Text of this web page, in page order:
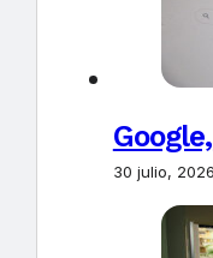
30 julio, 2026